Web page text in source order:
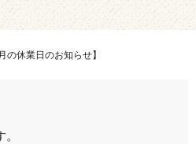
月の休業日のお知らせ】